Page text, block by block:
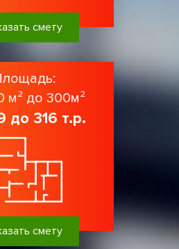
смету
м² до 300м²
до 316 т.р.
смету